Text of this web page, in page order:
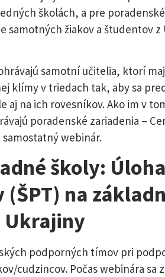
školách, a pre
samotných žiakov a študentov
samotní učitelia, ktorí
klímy v triedach tak, aby sa
aj na ich rovesníkov. Ako im v
poradenské zariadenia –
webinár.
školy:
na
Ukrajiny
podporných tímov pri
cudzincov. Počas webinára sa